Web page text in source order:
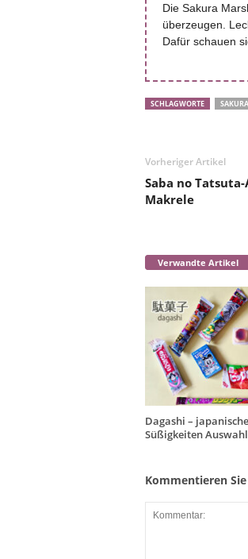
Die Sakura
überzeugen.
Dafür schauen
SCHLAGWORTE SAKURA
Vorheriger Artikel
Saba no
Makrele
Verwandte Artikel
Dagashi – japanische
Süßigkeiten Auswahl
Kommentieren